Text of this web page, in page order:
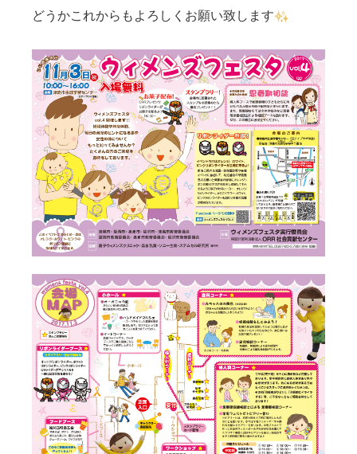
どうかこれからもよろしくお願い致します